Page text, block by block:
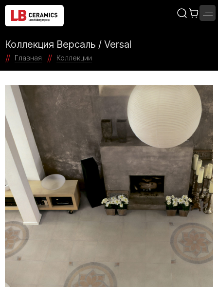
Коллекция Версаль / Versal
Главная Коллекции